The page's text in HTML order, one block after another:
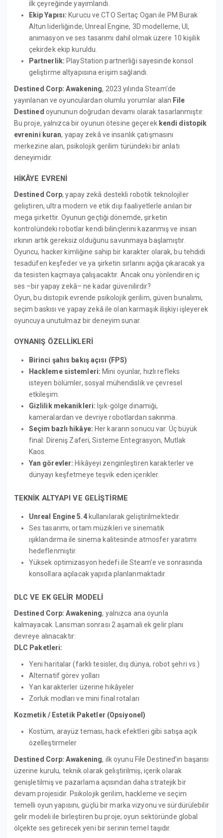
ilk çeyreğinde yayımlandı.
Ekip Yapısı: Kurucu ve CTO Sertaç Ogan ile PM Burak
Altun liderliğinde; Unreal Engine, 3D modelleme, UI,
animasyon ve ses tasarımı dahil olmak üzere 10 kişilik
çekirdek ekip kuruldu.
Partnerlik: PlayStation partnerliği sayesinde konsol
geliştirme altyapısına erişim sağlandı.
Destined Corp: Awakening, 2023 yılında Steam'de
yayınlanan ve oyunculardan olumlu yorumlar alan File
Destined oyununun doğrudan devamı olarak tasarlanmıştır.
Bu proje, yalnızca bir oyunun ötesine geçerek kendi distopik
evrenini kuran, yapay zekâ ve insanlık çatışmasını
merkezine alan, psikolojik gerilim türündeki bir anlatı
deneyimidir.
HİKÂYE EVRENİ
Destined Corp, yapay zekâ destekli robotik teknolojiler
geliştiren, ultra modern ve etik dışı faaliyetlerle anılan bir
mega şirkettir. Oyunun geçtiği dönemde, şirketin
kontrolündeki robotlar kendi bilinçlerini kazanmış ve insan
ırkının artık gereksiz olduğunu savunmaya başlamıştır.
Oyuncu, hacker kimliğine sahip bir karakter olarak, bu tehdidi
tesadüfen keşfeder ve ya şirketin sırlarını açığa çıkaracak ya
da tesisten kaçmaya çalışacaktır. Ancak onu yönlendiren iç
ses –bir yapay zekâ– ne kadar güvenilirdir?
Oyun, bu distopik evrende psikolojik gerilim, güven bunalımı,
seçim baskısı ve yapay zekâ ile olan karmaşık ilişkiyi işleyerek
oyuncuya unutulmaz bir deneyim sunar.
OYNANIŞ ÖZELLİKLERİ
Birinci şahıs bakış açısı (FPS)
Hackleme sistemleri: Mini oyunlar, hızlı refleks
isteyen bölümler, sosyal mühendislik ve çevresel
etkileşim.
Gizlilik mekanikleri: Işık-gölge dinamiği,
kameralardan ve devriye robotlardan sakınma.
Seçim bazlı hikâye: Her kararın sonucu var. Üç büyük
final: Direniş Zaferi, Sisteme Entegrasyon, Mutlak
Kaos.
Yan görevler: Hikâyeyi zenginleştiren karakterler ve
dünyayı keşfetmeye teşvik eden içerikler.
TEKNİK ALTYAPI VE GELİŞTİRME
Unreal Engine 5.4kullanılarak geliştirilmektedir.
Ses tasarımı, ortam müzikleri ve sinematik
ışıklandırma ile sinema kalitesinde atmosfer yaratımı
hedeflenmiştir.
Yüksek optimizasyon hedefi ile Steam’e ve sonrasında
konsollara açılacak yapıda planlanmaktadır.
DLC VE EK GELİR MODELİ
Destined Corp: Awakening, yalnızca ana oyunla
kalmayacak. Lansman sonrası 2 aşamalı ek gelir planı
devreye alınacaktır:
DLC Paketleri:
Yeni haritalar (farklı tesisler, dış dünya, robot şehri vs.)
Alternatif görev yolları
Yan karakterler üzerine hikâyeler
Zorluk modları ve mini final rotaları
Kozmetik / Estetik Paketler (Opsiyonel)
Kostüm, arayüz teması, hack efektleri gibi satışa açık
özelleştirmeler
Destined Corp: Awakening, ilk oyunu File Destined’ın başarısı
üzerine kurulu, teknik olarak geliştirilmiş, içerik olarak
genişletilmiş ve pazarlama açısından daha stratejik bir
devam projesidir. Psikolojik gerilim, hackleme ve seçim
temelli oyun yapısını, güçlü bir marka vizyonu ve sürdürülebilir
gelir modeli ile birleştiren bu proje; oyun sektöründe global
ölçekte ses getirecek yeni bir serinin temel taşıdır.